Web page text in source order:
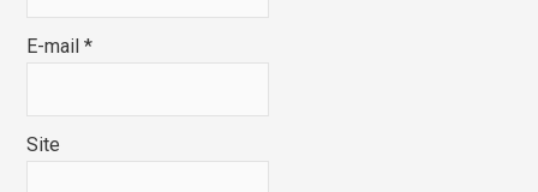
E-mail*
Site